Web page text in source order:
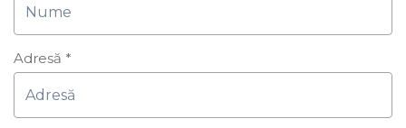
Adresă *